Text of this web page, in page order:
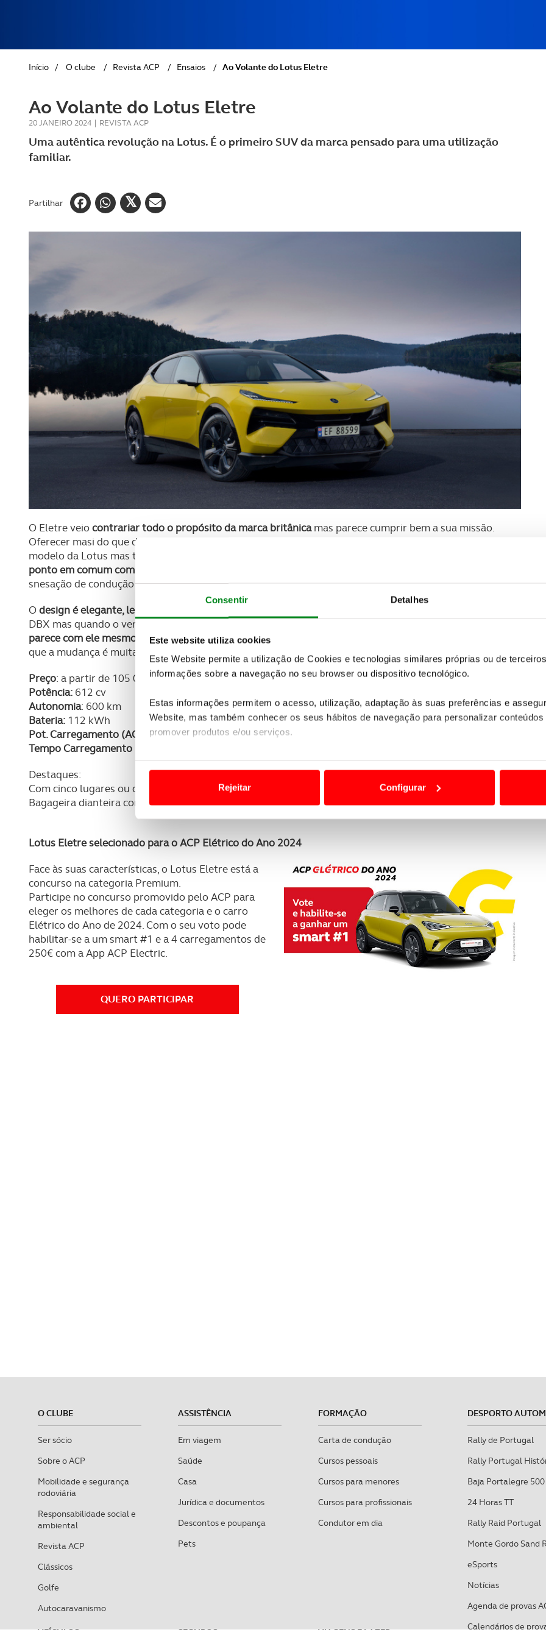
Consentir Detalhes
Este website utiliza cookies
Este Website permite a utilização de Cookies e tecnologias similares próprias ou de
informações sobre a navegação no seu browser ou dispositivo tecnológico.
Estas informações permitem o acesso, utilização, adaptação às suas preferências e
Website, mas também conhecer os seus hábitos de navegação para personalizar
promover produtos e/ou serviços.
Usamos cookies para melhorar a sua experiência digital, personalizar conteúdos e
funcionalidades de redes sociais, bem como para analisar dados de navegação no nosso
Adicionalmente partilhamos informação, relativa à sua utilização do nosso site de
e organizações na UE e em países terceiros.
O ACP garantirá que as transferências internacionais de dados pessoais serão realizadas
consentimento e quando tal se afigure estritamente necessário no contexto dos serviços a
Realçamos que o bloqueio de certo tipo de Cookies e tecnologias similares pode ter impacto
navegação no Website e nos serviços disponibilizados.
Rejeitar Configurar
GOLFE
AUTOCARAVANISMO
Início / O clube / Revista ACP / Ensaios / Ao Volante do Lotus Eletre
Ao Volante do Lotus Eletre
20 JANEIRO 2024 | REVISTA ACP
Uma autêntica revolução na Lotus. É o primeiro SUV da marca pensado para uma utilização
familiar.
Partilhar
O Eletre veiocontrariar todo o propósito da marca britânicamas parece cumprir bem a sua missão.
Oferecer masi do que dois lugares e ter espaço de bagageira eram questões nunca antes pensadas num
modelo da Lotus mas tudo mudou com o Eletre.
ponto em comum com os modelos tradicionais da Lotus parece ser a performance elevada
snesação de condução que para um automovel do segmento é desportiva.
Odesign é elegante, lembra vários modelos desportivos
DBX mas quando o vemos pessolmente percebemos que é um automóvel único e
parece com ele mesmo . O visual desportivo está presente em todas as linhas do modelo e é a prova de
que a mudança é muitas vezes positiva.
Preço: a partir de 105 000 €
Potência: 612 cv
Autonomia: 600 km
Bateria: 112 kWh
Pot. Carregamento (AC/DC):22 kW / 350 kW
Tempo Carregamento (AC/DC)
Destaques:
Com cinco lugares ou quatro bancos individuais
Bagageira dianteira com 46 litros de capacidade
Lotus Eletre selecionado para o ACP Elétrico do Ano 2024
Face às suas características, o Lotus Eletre está a
concurso na categoria Premium.
Participe no concurso promovido pelo ACP para
eleger os melhores de cada categoria e o carro
Elétrico do Ano de 2024. Com o seu voto pode
habilitar-se a um smart #1 e a 4 carregamentos de
250€ com a App ACP Electric.
QUERO PARTICIPAR
O CLUBE
Ser sócio
Sobre o ACP
Mobilidade e segurança
rodoviária
Responsabilidade social e
ambiental
Revista ACP
Clássicos
Golfe
Autocaravanismo
ASSISTÊNCIA
Em viagem
Saúde
Casa
Jurídica e documentos
Descontos e poupança
Pets
FORMAÇÃO
Carta de condução
Cursos pessoais
Cursos para menores
Cursos para profissionais
Condutor em dia
VEÍCULOS SEGUROS VIAGENS E LAZER
DESPORTO
Rally de Portugal
Rally Portugal
Baja Portalegre 500
24 Horas TT
Rally Raid Portugal
Monte Gordo Sand
eSports
Notícias
Agenda de provas
Calendários de